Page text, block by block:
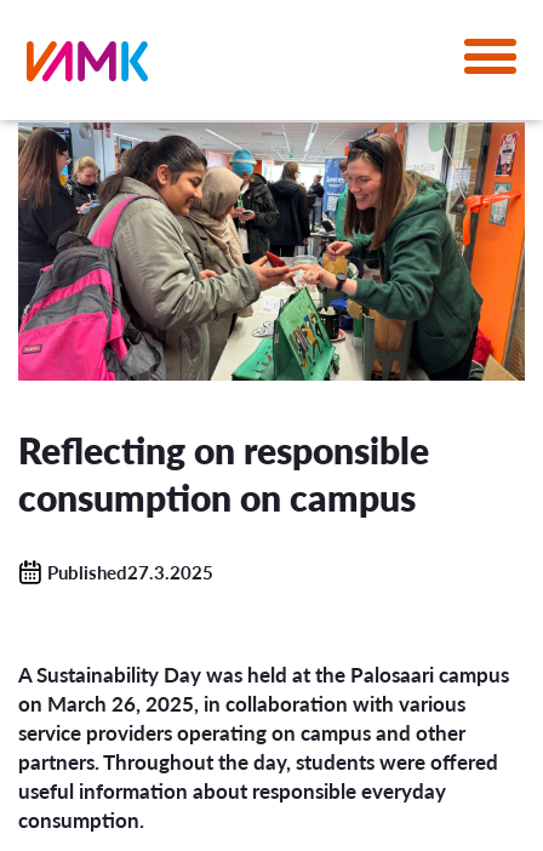
Reflecting on responsible
consumption on campus
Published27.3.2025
A Sustainability Day was held at the Palosaari campus
on March 26, 2025, in collaboration with various
service providers operating on campus and other
partners. Throughout the day, students were offered
useful information about responsible everyday
consumption.